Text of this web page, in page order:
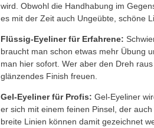
wird. Obwohl die Handhabung im
es mit der Zeit auch Ungeübte, schöne
Flüssig-Eyeliner für Erfahrene:
braucht man schon etwas mehr Übung
man hier sofort. Wer aber den Dreh
glänzendes Finish freuen.
Gel-Eyeliner für Profis: Gel-Eyeliner
er sich mit einem feinen Pinsel, der
breite Linien können damit gezeichnet